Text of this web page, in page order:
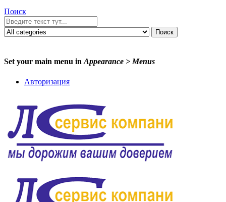
Поиск
Поиск
Set your main menu in Appearance > Menus
Авторизация